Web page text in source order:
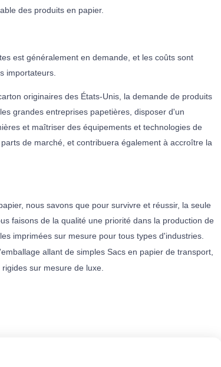
des produits en papier.
est généralement en demande, et les coûts sont
importateurs.
originaires des États-Unis, la demande de produits
grandes entreprises papetières, disposer d'un
et maîtriser des équipements et technologies de
de marché, et contribuera également à accroître la
nous savons que pour survivre et réussir, la seule
faisons de la qualité une priorité dans la production de
imprimées sur mesure pour tous types d'industries
allant de simples Sacs en papier de transport
sur mesure de luxe